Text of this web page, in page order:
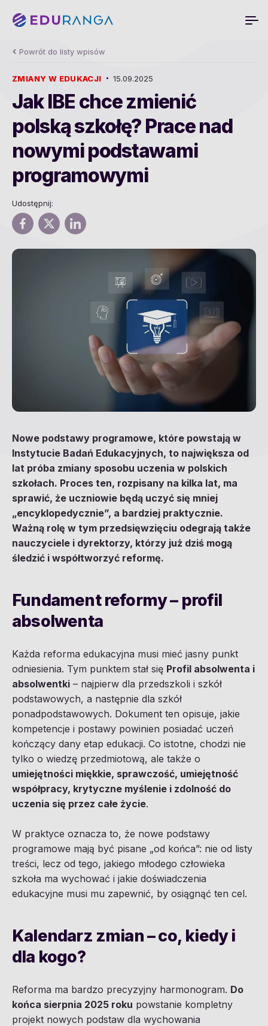
Powrót do listy wpisów
ZMIANY W EDUKACJI 15.09.2025
Jak IBE chce zmienić
polską szkołę? Prace nad
nowymi podstawami
programowymi
Udostępnij:
Nowe podstawy programowe, które powstają w
Instytucie Badań Edukacyjnych, to największa od
lat próba zmiany sposobu uczenia w polskich
szkołach. Proces ten, rozpisany na kilka lat, ma
sprawić, że uczniowie będą uczyć się mniej
„encyklopedycznie”, a bardziej praktycznie.
Ważną rolę w tym przedsięwzięciu odegrają także
nauczyciele i dyrektorzy, którzy już dziś mogą
śledzić i współtworzyć reformę.
Fundament reformy – profil
absolwenta
Każda reforma edukacyjna musi mieć jasny punkt
odniesienia. Tym punktem stał się Profil absolwenta i
absolwentki – najpierw dla przedszkoli i szkół
podstawowych, a następnie dla szkół
ponadpodstawowych. Dokument ten opisuje, jakie
kompetencje i postawy powinien posiadać uczeń
kończący dany etap edukacji. Co istotne, chodzi nie
tylko o wiedzę przedmiotową, ale także o
umiejętności miękkie, sprawczość, umiejętność
współpracy, krytyczne myślenie i zdolność do
uczenia się przez całe życie.
W praktyce oznacza to, że nowe podstawy
programowe mają być pisane „od końca”: nie od listy
treści, lecz od tego, jakiego młodego człowieka
szkoła ma wychować i jakie doświadczenia
edukacyjne musi mu zapewnić, by osiągnąć ten cel.
Kalendarz zmian – co, kiedy i
dla kogo?
Reforma ma bardzo precyzyjny harmonogram. Do
końca sierpnia 2025 roku powstanie kompletny
projekt nowych podstaw dla wychowania